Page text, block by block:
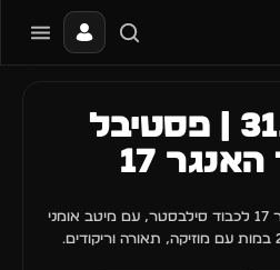
חו״ל 🔥 בקרוב
31.12.2024 | פסטיבל
17
פסטיבל מרילנד מגיע להאנגר 17 לכבוד סילבסטר, עם מיטב אומני